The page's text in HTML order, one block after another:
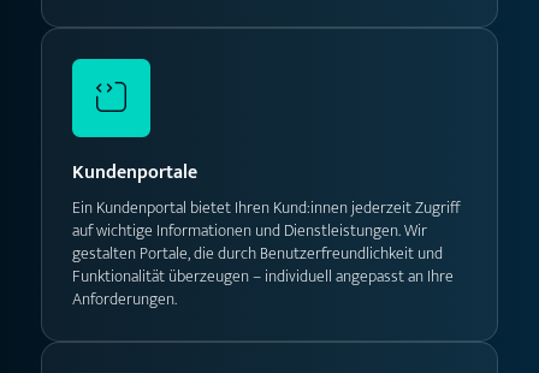
Kundenportale
Ein Kundenportal bietet Ihren Kund:innen jederzeit Zugriff
auf wichtige Informationen und Dienstleistungen. Wir
gestalten Portale, die durch Benutzerfreundlichkeit und
Funktionalität überzeugen – individuell angepasst an Ihre
Anforderungen.